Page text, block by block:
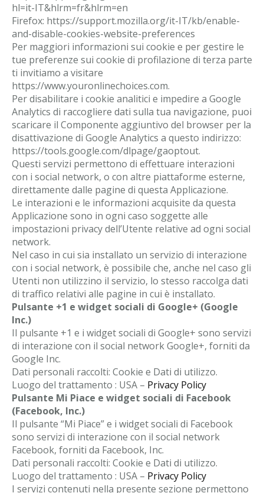
hl=it-IT&hlrm=fr&hlrm=en
Firefox: https://support.mozilla.org/it-IT/kb/enable-
and-disable-cookies-website-preferences
Per maggiori informazioni sui cookie e per gestire le
tue preferenze sui cookie di profilazione di terza parte
ti invitiamo a visitare
https://www.youronlinechoices.com.
Per disabilitare i cookie analitici e impedire a Google
Analytics di raccogliere dati sulla tua navigazione, puoi
scaricare il Componente aggiuntivo del browser per la
disattivazione di Google Analytics a questo indirizzo:
https://tools.google.com/dlpage/gaoptout.
Questi servizi permettono di effettuare interazioni
con i social network, o con altre piattaforme esterne,
direttamente dalle pagine di questa Applicazione.
Le interazioni e le informazioni acquisite da questa
Applicazione sono in ogni caso soggette alle
impostazioni privacy dell’Utente relative ad ogni social
network.
Nel caso in cui sia installato un servizio di interazione
con i social network, è possibile che, anche nel caso gli
Utenti non utilizzino il servizio, lo stesso raccolga dati
di traffico relativi alle pagine in cui è installato.
Pulsante +1 e widget sociali di Google+ (Google
Inc.)
Il pulsante +1 e i widget sociali di Google+ sono servizi
di interazione con il social network Google+, forniti da
Google Inc.
Dati personali raccolti: Cookie e Dati di utilizzo.
Luogo del trattamento : USA – Privacy Policy
Pulsante Mi Piace e widget sociali di Facebook
(Facebook, Inc.)
Il pulsante “Mi Piace” e i widget sociali di Facebook
sono servizi di interazione con il social network
Facebook, forniti da Facebook, Inc.
Dati personali raccolti: Cookie e Dati di utilizzo.
Luogo del trattamento : USA – Privacy Policy
I servizi contenuti nella presente sezione permettono